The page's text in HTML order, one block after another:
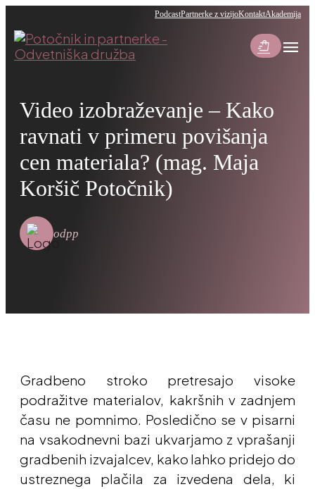
PodcastPartnerke z vizijoKontaktAkademija
shopping_bag_speed menu
Video izobraževanje – Kako
ravnati v primeru povišanja
cen materiala? (mag. Maja
Koršič Potočnik)
odpp
Gradbeno stroko pretresajo visoke
podražitve materialov, kakršnih v zadnjem
času ne pomnimo. Posledično se v pisarni
na vsakodnevni bazi ukvarjamo z vprašanji
gradbenih izvajalcev, kako lahko pridejo do
ustreznega plačila za izvedena dela, ki